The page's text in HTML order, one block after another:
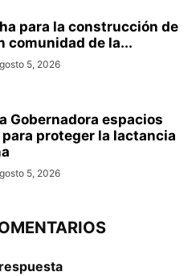
para la construcción de
comunidad de la...
5, 2026
Gobernadora espacios
proteger la lactancia
5, 2026